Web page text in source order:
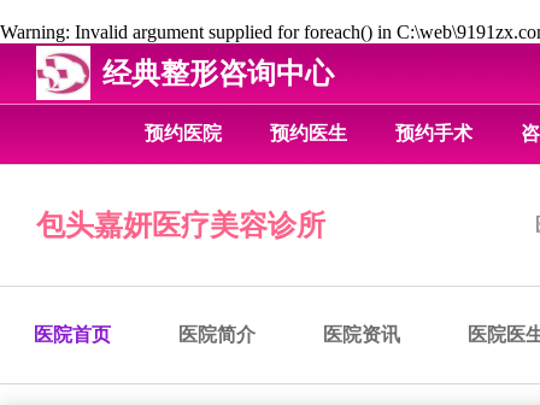
Warning: Invalid argument supplied for foreach() in
经典整形咨询中心
预约医院 预约医生 预约手术
包头嘉妍医疗美容诊所
医院首页 医院简介 医院资讯 医院医